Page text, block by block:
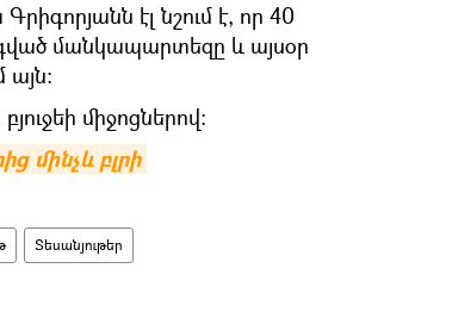
էլ նշում է, որ 40
մանկապարտեզը և այսօր
միջոցներով:
մինչև բլրի
Տեսանյութեր